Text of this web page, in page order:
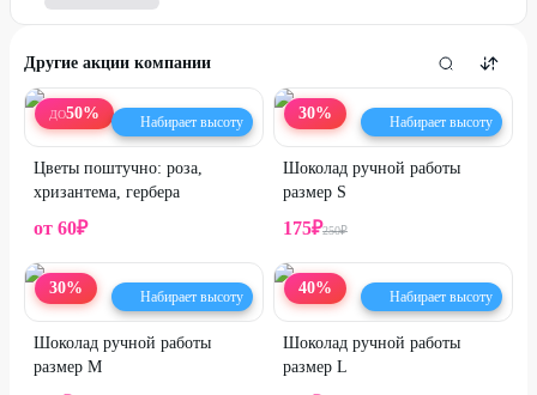
Другие акции компании
ДО50% Набирает высоту
Цветы поштучно: роза,
хризантема, гербера
от 60₽
30% Набирает высоту
Шоколад ручной работы
размер S
175₽250₽
30% Набирает высоту
Шоколад ручной работы
размер M
40% Набирает высоту
Шоколад ручной работы
размер L